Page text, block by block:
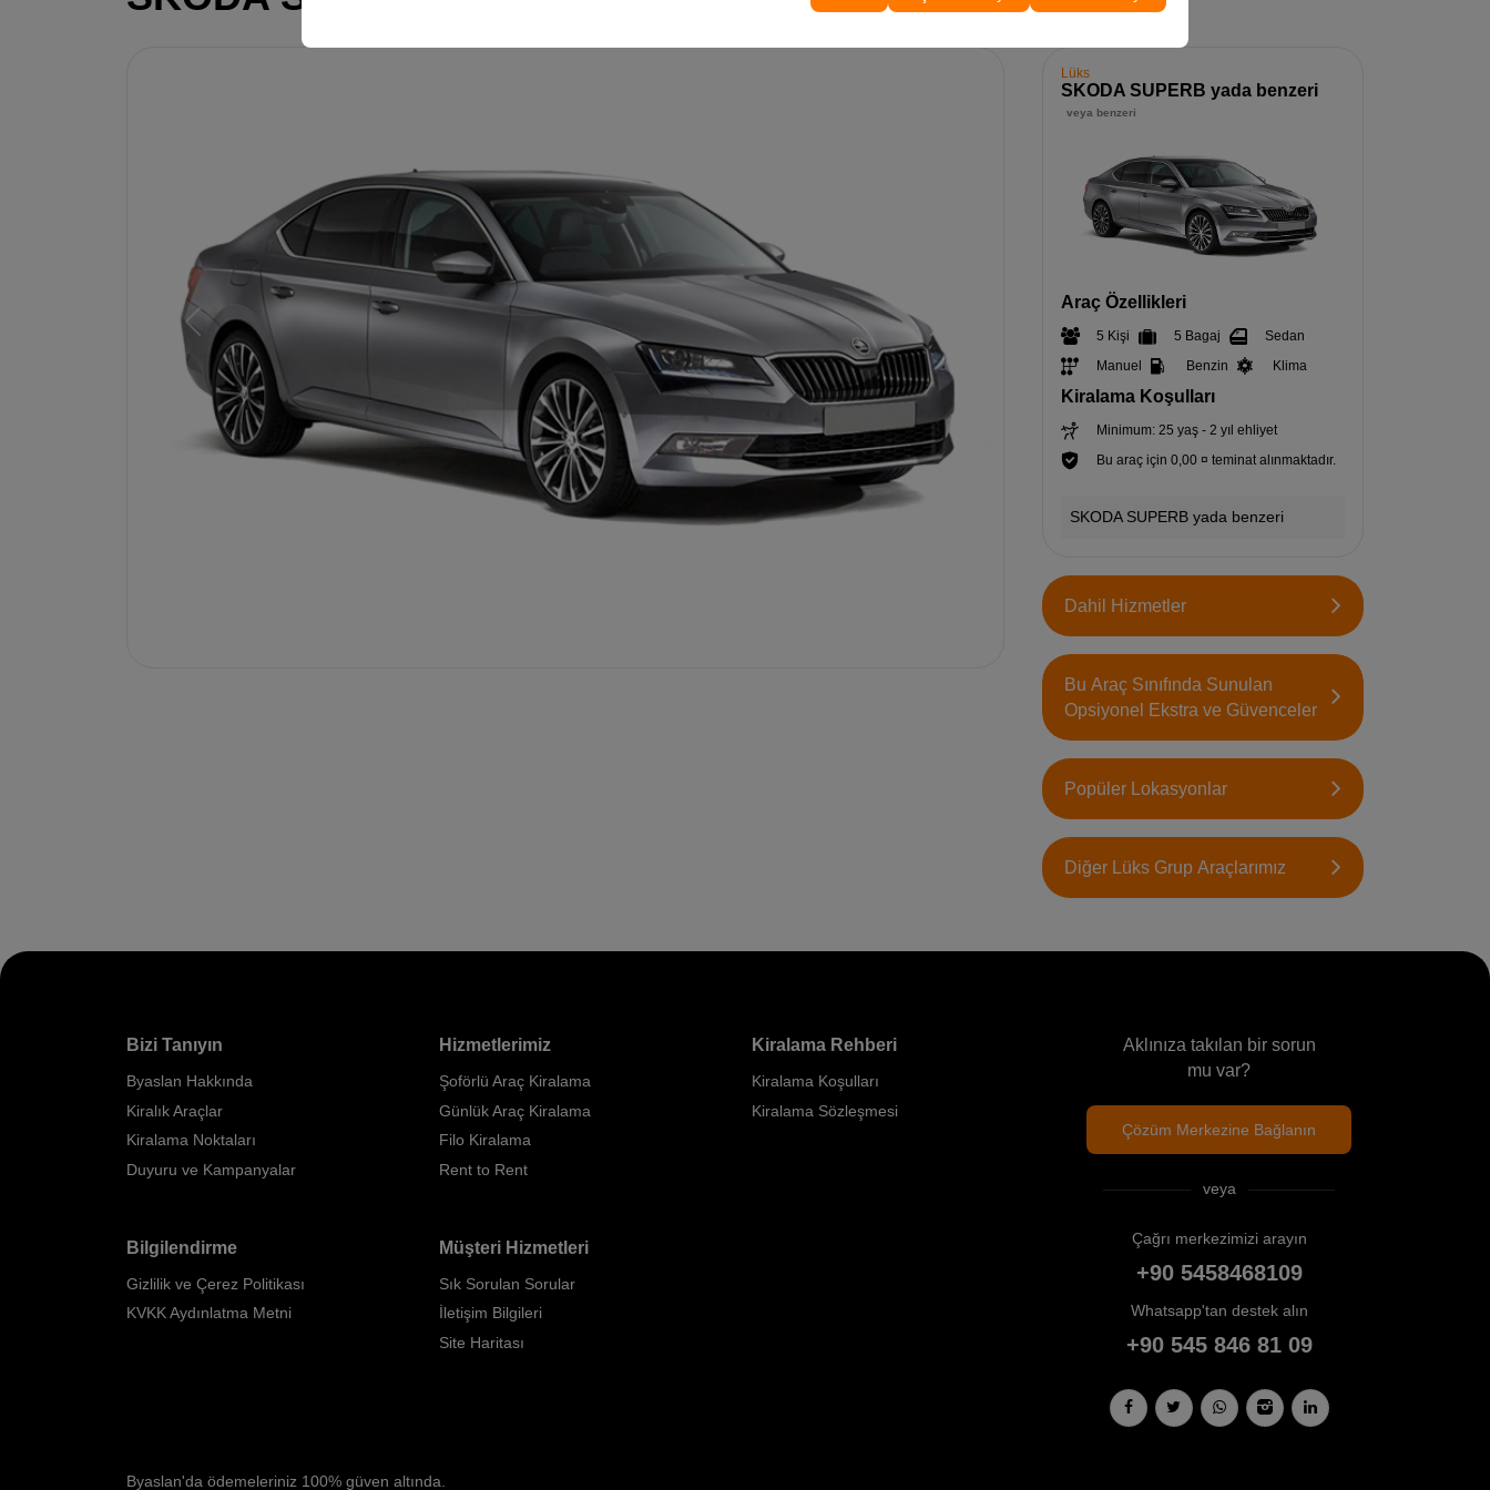
Lüks
SKODA SUPERB yada benzeri
veya benzeri
Araç Özellikleri
5 Kişi 5 Bagaj
Sedan
Manuel
Benzin Klima
Kiralama Koşulları
Minimum: 25 yaş - 2 yıl ehliyet
Bu araç için 0,00 ¤ teminat alınmaktadır.
SKODA SUPERB yada benzeri
Dahil Hizmetler
Bu Araç Sınıfında Sunulan
Opsiyonel Ekstra ve Güvenceler
Popüler Lokasyonlar
Diğer Lüks Grup Araçlarımız
Bizi Tanıyın
Byaslan Hakkında
Kiralık Araçlar
Kiralama Noktaları
Duyuru ve Kampanyalar
Hizmetlerimiz
Şoförlü Araç Kiralama
Günlük Araç Kiralama
Filo Kiralama
Rent to Rent
Kiralama Rehberi
Kiralama Koşulları
Kiralama Sözleşmesi
Bilgilendirme
Gizlilik ve Çerez Politikası
KVKK Aydınlatma Metni
Müşteri Hizmetleri
Sık Sorulan Sorular
İletişim Bilgileri
Site Haritası
Aklınıza takılan bir sorun
mu var?
Çözüm Merkezine Bağlanın
veya
Çağrı merkezimizi arayın
+90 5458468109
Whatsapp'tan destek alın
+90 545 846 81 09
Byaslan'da ödemeleriniz 100% güven altında.